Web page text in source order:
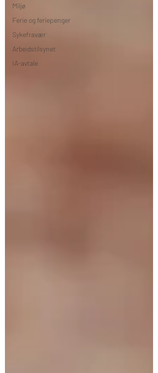
Miljø
Ferie og feriepenger
Sykefravær
Arbeidstilsynet
IA-avtale